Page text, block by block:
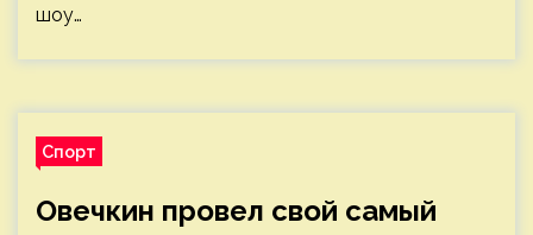
шоу…
Спорт
Овечкин провел свой самый